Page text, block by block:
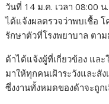
วันที่ 14 ม.ค. เวลา 08:00
ได้แจ้งผลตรวจว่าพบเชื้อ
รักษาตัวที่โรงพยาบาล ตา
ด้าได้แจ้งผู้ที่เกี่ยวข้อง แล
มาให้ทุกคนเฝ้าระวังและสั
ซึ่งงานทั้งหมดของด้าจะถูก